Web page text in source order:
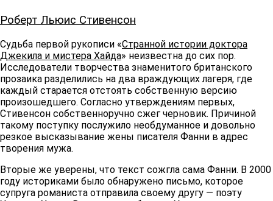
Роберт Льюис Стивенсон
Судьба первой рукописи «Странной истории доктора
Джекила и мистера Хайда» неизвестна до сих пор.
Исследователи творчества знаменитого британского
прозаика разделились на два враждующих лагеря, где
каждый старается отстоять собственную версию
произошедшего. Согласно утверждениям первых,
Стивенсон собственноручно сжег черновик. Причиной
такому поступку послужило необдуманное и довольно
резкое высказывание жены писателя Фанни в адрес
творения мужа.
Вторые же уверены, что текст сожгла сама Фанни. В 2000
году историками было обнаружено письмо, которое
супруга романиста отправила своему другу — поэту